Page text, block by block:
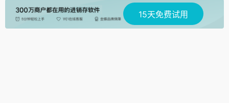
15天免费试用